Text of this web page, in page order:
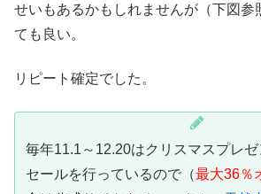
せいもあるかもしれませんが（下図参
ても良い。
リピート確定でした。
毎年11.1～12.20はクリスマスプレ
セールを行っているので（最大36％